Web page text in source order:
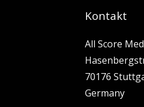
Kontakt
All Score
70176
Germany